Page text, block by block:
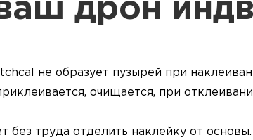
дрон
не образует пузырей при
очищается, при
без труда отделить наклейку от